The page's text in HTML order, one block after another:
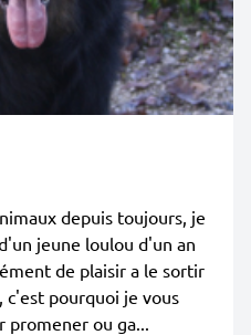
depuis toujours, je
jeune loulou d'un an
de plaisir a le sortir
c'est pourquoi je vous
promener ou ga...